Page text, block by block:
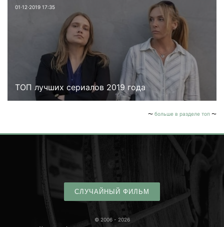
01⋅12⋅2019 17:35
ТОП лучших сериалов 2019 года
больше в разделе топ
СЛУЧАЙНЫЙ ФИЛЬМ
© 2006 - 2026